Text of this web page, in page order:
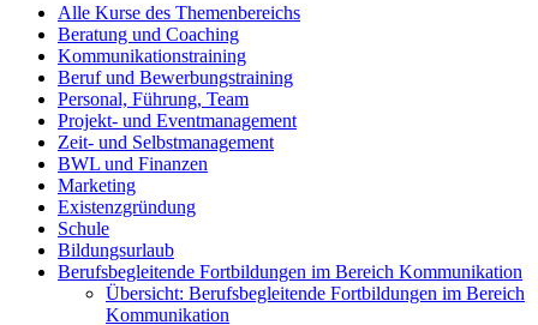
Alle Kurse des Themenbereichs
Beratung und Coaching
Kommunikationstraining
Beruf und Bewerbungstraining
Personal, Führung, Team
Projekt- und Eventmanagement
Zeit- und Selbstmanagement
BWL und Finanzen
Marketing
Existenzgründung
Schule
Bildungsurlaub
Berufsbegleitende Fortbildungen im Bereich Kommunikation
Übersicht: Berufsbegleitende Fortbildungen im Bereich
Kommunikation